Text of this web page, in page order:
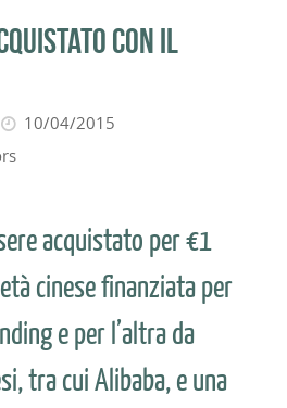
con il
10/04/2015
acquistato per €1
cinese finanziata per
e per l’altra da
tra cui Alibaba, e una